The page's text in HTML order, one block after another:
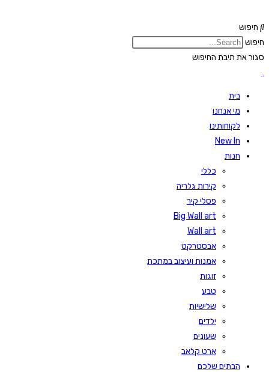
to
content
חיפוש
חיפוש
סגור את תיבת החיפוש
בית
מי אנחנו
לקוחותינו
New In
חנות
כללי
קירות גלריה
פסלי קיר
Big Wall art
Wall art
אבסטרקט
אמנות ועיצוב במתכת
זוגות
טבע
שלישיות
ילדים
שעונים
ארט קלאב
הבתים שלכם